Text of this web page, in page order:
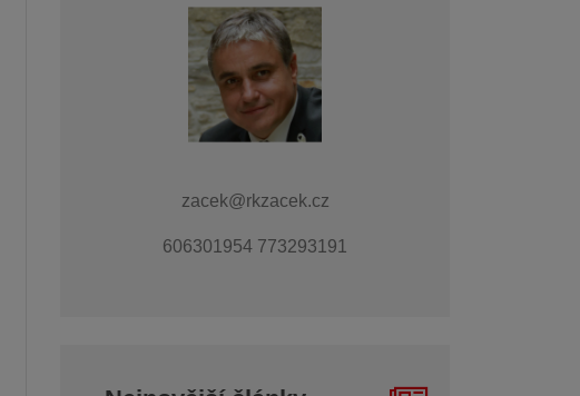
zacek@rkzacek.cz
606301954 773293191